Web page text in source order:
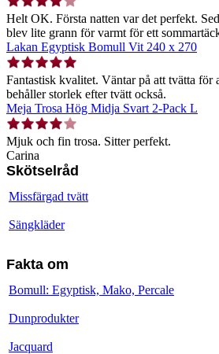
Helt OK. Första natten var det perfekt.
blev lite grann för varmt för ett
Lakan Egyptisk Bomull Vit 240 x 270
Fantastisk kvalitet. Väntar på att tvätta för
behåller storlek efter tvätt också.
Meja Trosa Hög Midja Svart 2-Pack L
Mjuk och fin trosa. Sitter perfekt.
Carina
Skötselråd
Missfärgad tvätt
Sängkläder
Fakta om
Bomull: Egyptisk, Mako, Percale
Dunprodukter
Jacquard